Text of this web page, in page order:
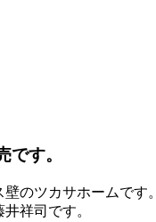
です。
のツカサホームです。
祥司です。